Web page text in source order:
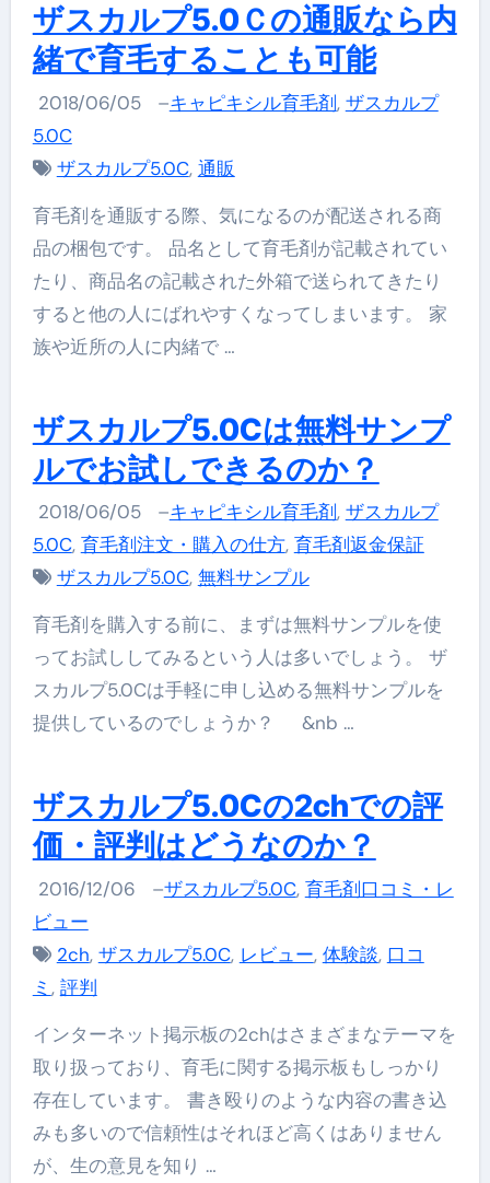
ザスカルプ5.0Ｃの通販なら内
緒で育毛することも可能
2018/06/05 –キャピキシル育毛剤, ザスカルプ
5.0C
ザスカルプ5.0C, 通販
育毛剤を通販する際、気になるのが配送される商
品の梱包です。 品名として育毛剤が記載されてい
たり、商品名の記載された外箱で送られてきたり
すると他の人にばれやすくなってしまいます。 家
族や近所の人に内緒で …
ザスカルプ5.0Cは無料サンプ
ルでお試しできるのか？
2018/06/05 –キャピキシル育毛剤, ザスカルプ
5.0C, 育毛剤注文・購入の仕方, 育毛剤返金保証
ザスカルプ5.0C, 無料サンプル
育毛剤を購入する前に、まずは無料サンプルを使
ってお試ししてみるという人は多いでしょう。 ザ
スカルプ5.0Cは手軽に申し込める無料サンプルを
提供しているのでしょうか？ &nb …
ザスカルプ5.0Cの2chでの評
価・評判はどうなのか？
2016/12/06 –ザスカルプ5.0C, 育毛剤口コミ・レ
ビュー
2ch, ザスカルプ5.0C, レビュー, 体験談, 口コ
ミ , 評判
インターネット掲示板の2chはさまざまなテーマを
取り扱っており、育毛に関する掲示板もしっかり
存在しています。 書き殴りのような内容の書き込
みも多いので信頼性はそれほど高くはありません
が、生の意見を知り …